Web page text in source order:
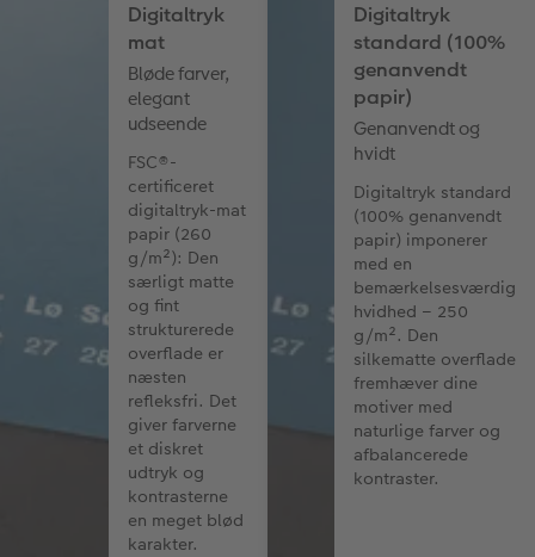
Digitaltryk
mat
Bløde farver,
elegant
udseende
FSC®-
certificeret
digitaltryk-mat
papir (260
g/m²): Den
særligt matte
og fint
strukturerede
overflade er
næsten
refleksfri. Det
giver farverne
et diskret
udtryk og
kontrasterne
en meget blød
karakter.
Digitaltryk
standard (100%
genanvendt
papir)
Genanvendt og
hvidt
Digitaltryk standard
(100% genanvendt
papir) imponerer
med en
bemærkelsesværdig
hvidhed – 250
g/m². Den
silkematte overflade
fremhæver dine
motiver med
naturlige farver og
afbalancerede
kontraster.